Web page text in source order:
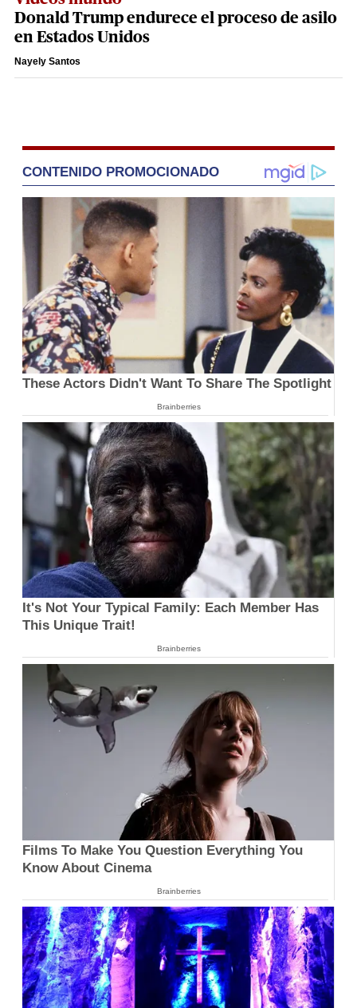
Donald Trump endurece el proceso de asilo
en Estados Unidos
Nayely Santos
CONTENIDO PROMOCIONADO
These Actors Didn't Want To Share The Spotlight
Brainberries
It's Not Your Typical Family: Each Member Has
This Unique Trait!
Brainberries
Films To Make You Question Everything You
Know About Cinema
Brainberries